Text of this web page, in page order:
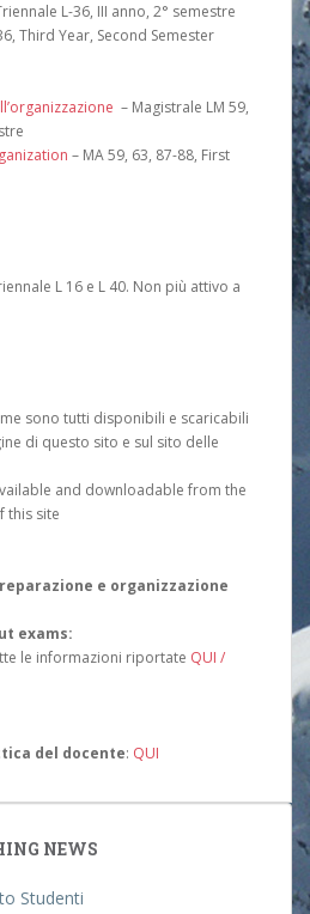
L-36, III anno, 2° semestre
Third Year, Second Semester
– Magistrale LM 59,
– MA 59, 63, 87-88, First
L 16 e L 40. Non più attivo a
sono tutti disponibili e scaricabili
di questo sito e sul sito delle
and downloadable from the
this site
e organizzazione
exams:
le informazioni riportate QUI /
del docente: QUI
NEWS
Studenti